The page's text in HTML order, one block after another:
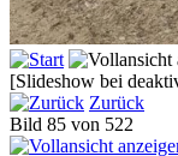
[Slideshow bei
Zurück
Bild 85 von 522